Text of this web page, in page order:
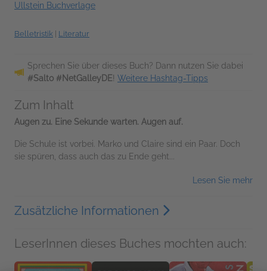
Ullstein Buchverlage
Belletristik Literatur
Sprechen Sie über dieses Buch? Dann nutzen Sie dabei
#Salto #NetGalleyDE! Weitere Hashtag-Tipps
Zum Inhalt
Augen zu. Eine Sekunde warten. Augen auf.
Die Schule ist vorbei. Marko und Claire sind ein Paar. Doch
sie spüren, dass auch das zu Ende geht...
Lesen Sie mehr
Zusätzliche Informationen
LeserInnen dieses Buches mochten auch: